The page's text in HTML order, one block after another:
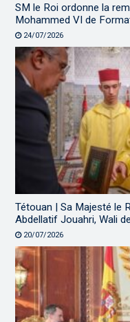
SM le Roi ordonne la
Mohammed VI de
24/07/2026
Tétouan | Sa Majesté le
Abdellatif Jouahri, Wali
20/07/2026